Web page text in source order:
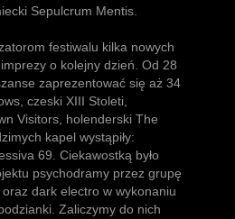
Sepulcrum Mentis.
festiwalu kilka nowych
o kolejny dzień. Od 28
zaprezentować się aż 34
czeski XIII Stoleti,
Visitors, holenderski The
kapel wystąpiły:
69. Ciekawostką było
psychodramy przez grupę
dark electro w wykonaniu
Zaliczymy do nich